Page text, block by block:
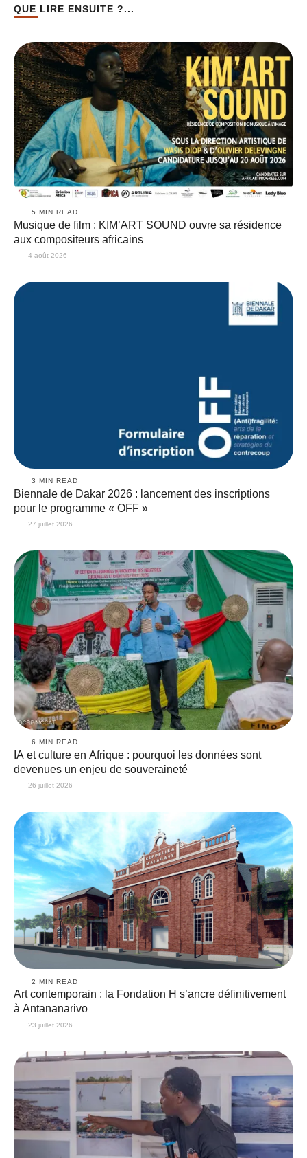
QUE LIRE ENSUITE ?...
5 MIN READ
Musique de film : KIM’ART SOUND ouvre sa résidence
aux compositeurs africains
4 août 2026
3 MIN READ
Biennale de Dakar 2026 : lancement des inscriptions
pour le programme « OFF »
27 juillet 2026
6 MIN READ
IA et culture en Afrique : pourquoi les données sont
devenues un enjeu de souveraineté
26 juillet 2026
2 MIN READ
Art contemporain : la Fondation H s’ancre définitivement
à Antananarivo
23 juillet 2026